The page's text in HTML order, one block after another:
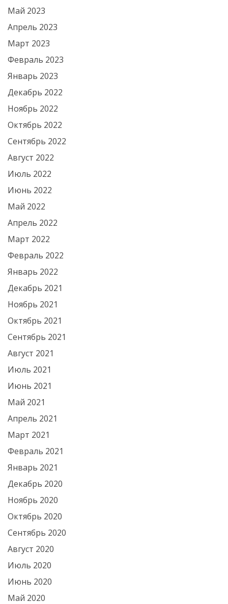
Май 2023
Апрель 2023
Март 2023
Февраль 2023
Январь 2023
Декабрь 2022
Ноябрь 2022
Октябрь 2022
Сентябрь 2022
Август 2022
Июль 2022
Июнь 2022
Май 2022
Апрель 2022
Март 2022
Февраль 2022
Январь 2022
Декабрь 2021
Ноябрь 2021
Октябрь 2021
Сентябрь 2021
Август 2021
Июль 2021
Июнь 2021
Май 2021
Апрель 2021
Март 2021
Февраль 2021
Январь 2021
Декабрь 2020
Ноябрь 2020
Октябрь 2020
Сентябрь 2020
Август 2020
Июль 2020
Июнь 2020
Май 2020